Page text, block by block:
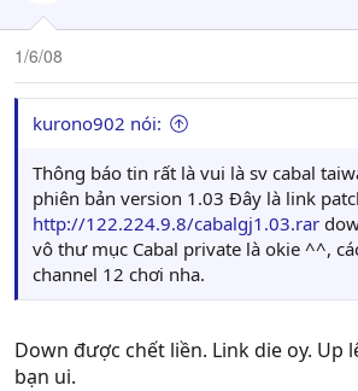
1/6/08
kurono902 nói:
Thông báo tin rất là vui là sv cabal
phiên bản version 1.03 Đây là link
http://122.224.9.8/cabalgj1.03.rar
vô thư mục Cabal private là okie ^^,
channel 12 chơi nha.
Down được chết liền. Link die oy. Up
bạn ui.